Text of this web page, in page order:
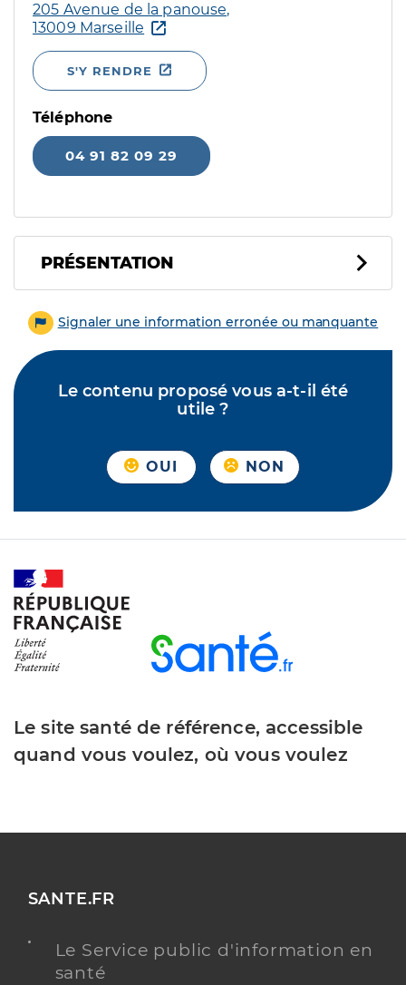
205 Avenue de la panouse,
13009 Marseille
S'Y RENDRE
Téléphone
04 91 82 09 29
PRÉSENTATION
Signaler une information erronée ou manquante
Le contenu proposé vous a-t-il été
utile ?
OUI NON
Le site santé de référence, accessible
quand vous voulez, où vous voulez
SANTE.FR
Le Service public d'information en
santé